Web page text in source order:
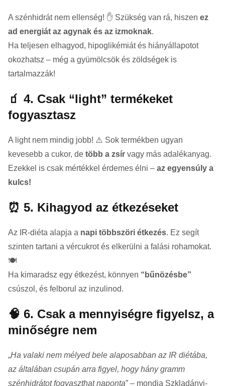
A szénhidrát nem ellenség! ✋ Szükség van rá, hiszen ez
ad energiát az agynak és az izmoknak.
Ha teljesen elhagyod, hipoglikémiát és hiányállapotot
okozhatsz – még a gyümölcsök és zöldségek is
tartalmazzák!
🧃 4. Csak “light” termékeket
fogyasztasz
A light nem mindig jobb! ⚠️ Sok termékben ugyan
kevesebb a cukor, de több a zsír vagy más adalékanyag.
Ezekkel is csak mértékkel érdemes élni – az egyensúly a
kulcs!
⏰ 5. Kihagyod az étkezéseket
Az IR-diéta alapja a napi többszöri étkezés. Ez segít
szinten tartani a vércukrot és elkerülni a falási rohamokat.
🍽️
Ha kimaradsz egy étkezést, könnyen “bűnözésbe”
csúszol, és felborul az inzulinod.
🧠 6. Csak a mennyiségre figyelsz, a
minőségre nem
„Ha valaki nem mélyed bele alaposabban az IR diétába,
az általában csupán arra figyel, hogy hány gramm
szénhidrátot fogyaszthat naponta” – mondja Szkladányi-